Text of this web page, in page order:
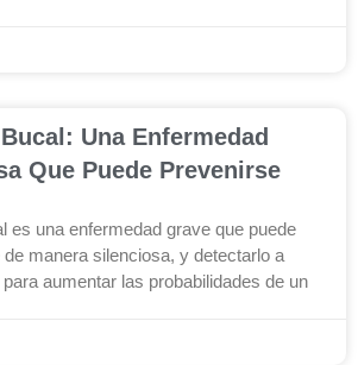
Una Enfermedad
Que Puede Prevenirse
es una enfermedad grave que puede
manera silenciosa, y detectarlo a
aumentar las probabilidades de un